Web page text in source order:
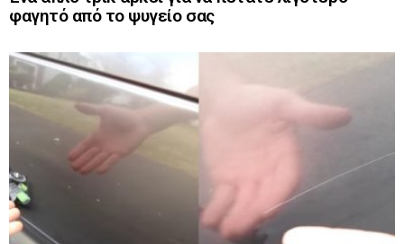
φαγητό από το ψυγείο σας